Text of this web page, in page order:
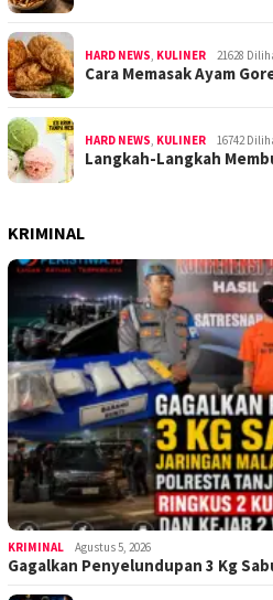
HARD NEWS, KULINER 21628
Cara Memasak Ayam
HARD NEWS, KULINER 16742
Langkah-Langkah
KRIMINAL
KRIMINAL Agustus 5, 2026
Gagalkan Penyelundupan 3 Kg